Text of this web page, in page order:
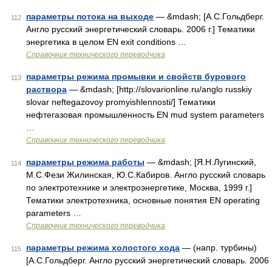
112 параметры потока на выходе — &mdash; [А.С.Гольдберг.
Англо русский энергетический словарь. 2006 г.] Тематики
энергетика в целом EN exit conditions …
Справочник технического переводчика
113
параметры режима промывки и свойств бурового
раствора — &mdash; [http://slovarionline.ru/anglo russkiy
slovar neftegazovoy promyishlennosti/] Тематики
нефтегазовая промышленность EN mud system parameters
Справочник технического переводчика
114 параметры режима работы — &mdash; [Я.Н.Лугинский,
М.С.Фези Жилинская, Ю.С.Кабиров. Англо русский словарь
по электротехнике и электроэнергетике, Москва, 1999 г.]
Тематики электротехника, основные понятия EN operating
parameters …
Справочник технического переводчика
115 параметры режима холостого хода — (напр. турбины)
[А.С.Гольдберг. Англо русский энергетический словарь. 2006